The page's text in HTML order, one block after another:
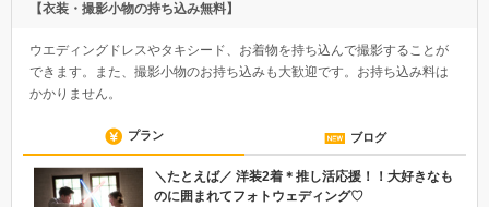
【衣装・撮影小物の持ち込み無料】
ウエディングドレスやタキシード、お着物を持ち込んで撮影することが
できます。また、撮影小物のお持ち込みも大歓迎です。お持ち込み料は
かかりません。
プラン ブログ
＼たとえば／ 洋装2着＊推し活応援！！大好きなも
のに囲まれてフォトウェディング♡